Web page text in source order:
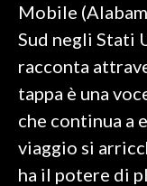
CALCIO REGIONALE
BASKET
VOLLEY
MOTORI
TENNIS
ALTRI SPORT
Mobile
Sud negli Stati
racconta
tappa è una
che continua a
viaggio si
ha il potere di